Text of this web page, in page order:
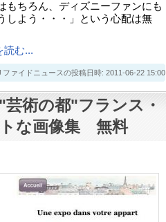
もちろん、ディズニーファンにも
しよう・・・」という心配は無
読む...
ァイドニュースの投稿日時: 2011-06-22 15:00
術の都"フランス・
な画像集 無料